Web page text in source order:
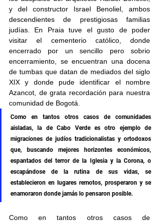
y del constructor Israel Benoliel, ambos
descendientes de prestigiosas familias
judías. En Praia tuve el gusto de poder
visitar el cementerio católico, donde
encerrado por un sencillo pero sobrio
encerramiento, se encuentran una docena
de tumbas que datan de mediados del siglo
XIX y donde pude identificar el nombre
Azancot, de grata recordación para nuestra
comunidad de Bogotá.
Como en tantos otros casos de comunidades
aisladas, la de Cabo Verde es otro ejemplo de
migraciones de judíos tradicionalistas y ortodoxos
que, buscando mejores horizontes económicos,
espantados del terror de la Iglesia y la Corona, o
escapándose de la rutina de sus vidas, se
establecieron en lugares remotos, prosperaron y se
enamoraron donde jamás lo pensaron posible.
Como en tantos otros casos de